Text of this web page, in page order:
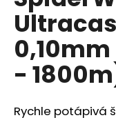
0,0
z
5
hvězdiček.
-
Rychle potápivá
a
j
í
t